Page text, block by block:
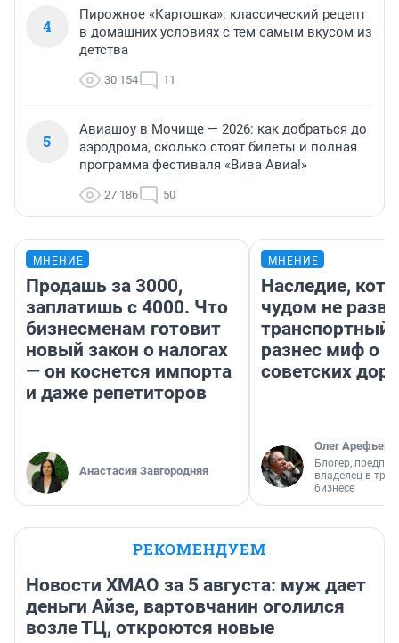
4
Пирожное «Картошка»: классический рецепт
в домашних условиях с тем самым вкусом из
детства
30 154 11
5
Авиашоу в Мочище — 2026: как добраться до
аэродрома, сколько стоят билеты и полная
программа фестиваля «Вива Авиа!»
27 186 50
МНЕНИЕ
Продашь за 3000,
заплатишь с 4000. Что
бизнесменам готовит
новый закон о налогах
— он коснется импорта
и даже репетиторов
Анастасия Завгородняя
МНЕНИЕ
Наследие,
чудом не
транспортный
разнес миф о
советских
Олег Арефьев
Блогер,
владелец в
бизнесе
РЕКОМЕНДУЕМ
Новости ХМАО за 5 августа: муж дает
деньги Айзе, вартовчанин оголился
возле ТЦ, откроются новые